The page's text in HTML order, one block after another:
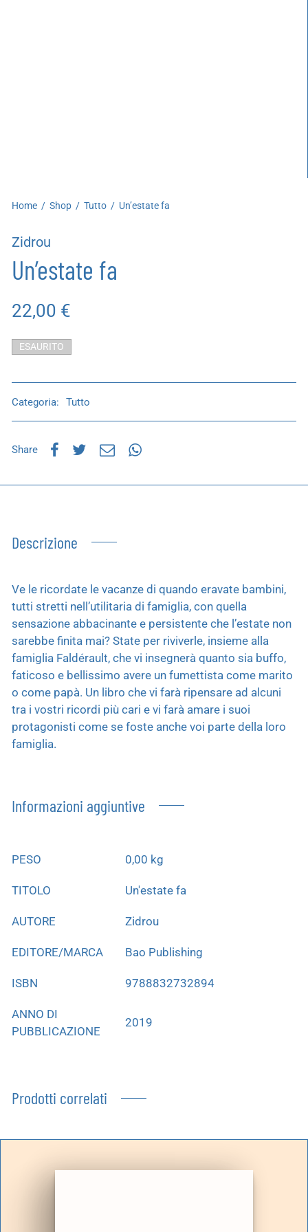
Home / Shop / Tutto / Un’estate fa
Zidrou
Un’estate fa
22,00 €
ESAURITO
Categoria: Tutto
Share
Descrizione
Ve le ricordate le vacanze di quando eravate bambini,
tutti stretti nell’utilitaria di famiglia, con quella
sensazione abbacinante e persistente che l’estate non
sarebbe finita mai? State per riviverle, insieme alla
famiglia Faldérault, che vi insegnerà quanto sia buffo,
faticoso e bellissimo avere un fumettista come marito
o come papà. Un libro che vi farà ripensare ad alcuni
tra i vostri ricordi più cari e vi farà amare i suoi
protagonisti come se foste anche voi parte della loro
famiglia.
Informazioni aggiuntive
PESO 0,00 kg
TITOLO Un'estate fa
AUTORE Zidrou
EDITORE/MARCA Bao Publishing
ISBN 9788832732894
ANNO DI
PUBBLICAZIONE
2019
Prodotti correlati